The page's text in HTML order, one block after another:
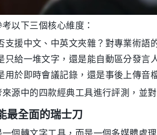
以下三個核心維度：
支援中文、中英文夾雜？對專業術語
只給一堆文字，還是能自動區分發言
用於即時會議記錄，還是事後上傳音
源中的四款經典工具進行評測，並
最全面的瑞士刀